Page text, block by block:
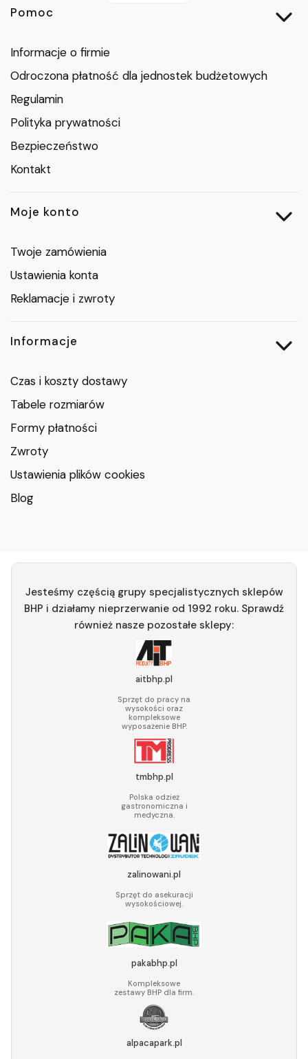
Linki w stopce
Pomoc
Informacje o firmie
Odroczona płatność dla jednostek budżetowych
Regulamin
Polityka prywatności
Bezpieczeństwo
Kontakt
Moje konto
Twoje zamówienia
Ustawienia konta
Reklamacje i zwroty
Informacje
Czas i koszty dostawy
Tabele rozmiarów
Formy płatności
Zwroty
Ustawienia plików cookies
Blog
Jesteśmy częścią grupy specjalistycznych sklepów
BHP i działamy nieprzerwanie od 1992 roku. Sprawdź
również nasze pozostałe sklepy:
aitbhp.pl
Sprzęt do pracy na
wysokości oraz
kompleksowe
wyposażenie BHP.
tmbhp.pl
Polska odzież
gastronomiczna i
medyczna.
zalinowani.pl
Sprzęt do asekuracji
wysokościowej.
pakabhp.pl
Kompleksowe
zestawy BHP dla firm.
alpacapark.pl